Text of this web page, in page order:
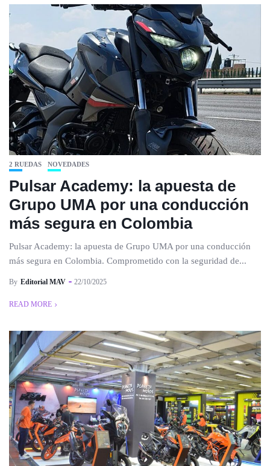
2 RUEDAS NOVEDADES
Pulsar Academy: la apuesta de
Grupo UMA por una conducción
más segura en Colombia
Pulsar Academy: la apuesta de Grupo UMA por una conducción
más segura en Colombia. Comprometido con la seguridad de...
By Editorial MAV 22/10/2025
READ MORE